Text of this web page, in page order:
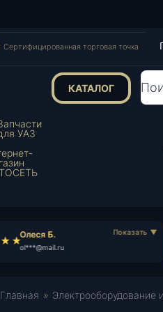
Сертифицированная торговая точка
КАТАЛОГ
Олеся Б.
ol***@mail.ru
Главная » Электрооборудование